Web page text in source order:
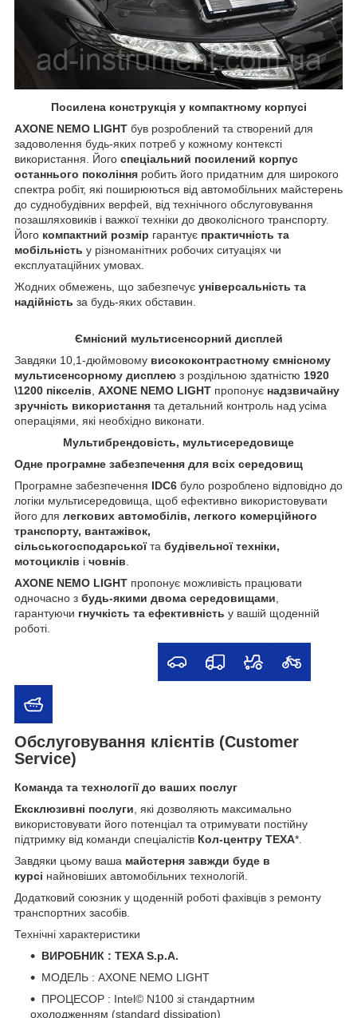
Посилена конструкція у компактному корпусі
AXONE NEMO LIGHT був розроблений та створений для
задоволення будь-яких потреб у кожному контексті
використання. Його спеціальний посилений корпус
останнього покоління робить його придатним для широкого
спектра робіт, які поширюються від автомобільних майстерень
до суднобудівних верфей, від технічного обслуговування
позашляховиків і важкої техніки до двоколісного транспорту.
Його компактний розмір гарантує практичність та
мобільність у різноманітних робочих ситуаціях чи
експлуатаційних умовах.
Жодних обмежень, що забезпечує універсальність та
надійність за будь-яких обставин.
Ємнісний мультисенсорний дисплей
Завдяки 10,1-дюймовому висококонтрастному ємнісному
мультисенсорному дисплею з роздільною здатністю 1920
\1200 пікселів AXONE NEMO LIGHT пропонує надзвичайну
зручність використання та детальний контроль над усіма
операціями, які необхідно виконати.
Мультибрендовість, мультисередовище
Одне програмне забезпечення для всіх середовищ
Програмне забезпечення IDC6 було розроблено відповідно до
логіки мультисередовища, щоб ефективно використовувати
його для легкових автомобілів, легкого комерційного
транспорту, вантажівок,
сільськогосподарськоїта будівельної техніки,
мотоциклів і човнів
AXONE NEMO LIGHT пропонує можливість працювати
одночасно з будь-якими двома середовищами
гарантуючи гнучкість та ефективність у вашій щоденній
роботі.
Обслуговування клієнтів (Customer
Service)
Команда та технології до ваших послуг
Ексклюзивні послуги , які дозволяють максимально
використовувати його потенціал та отримувати постійну
підтримку від команди спеціалістів Кол-центру TEXA*.
Завдяки цьому ваша майстерня завжди буде в
курсі найновіших автомобільних технологій.
Додатковий союзник у щоденній роботі фахівців з ремонту
транспортних засобів.
Технічні характеристики
ВИРОБНИК : TEXA S.p.A.
МОДЕЛЬ : AXONE NEMO LIGHT
ПРОЦЕСОР : Intel© N100 зі стандартним
охолодженням (standard dissipation)